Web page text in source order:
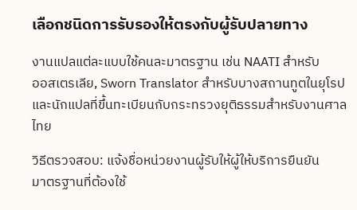
เลือกชนิดการรับรองให้ตรงกับผู้รับปลายทาง
งานแปลแต่ละแบบใช้คนละมาตรฐาน เช่น NAATI สำหรับ
ออสเตรเลีย, Sworn Translator สำหรับบางสถานทูตในยุโรป
และนักแปลที่ขึ้นทะเบียนกับกระทรวงยุติธรรมสำหรับงานศาล
ไทย
วิธีตรวจสอบ: แจ้งชื่อหน่วยงานผู้รับให้ผู้ให้บริการยืนยัน
มาตรฐานที่ต้องใช้